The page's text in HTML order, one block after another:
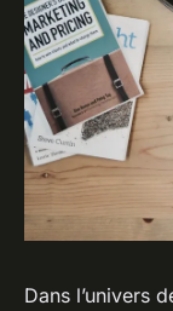
Dans l’univers